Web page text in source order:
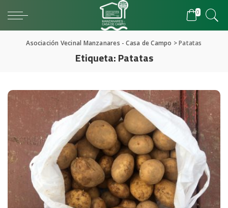
0
Asociación Vecinal Manzanares - Casa de Campo >Patatas
Etiqueta:Patatas